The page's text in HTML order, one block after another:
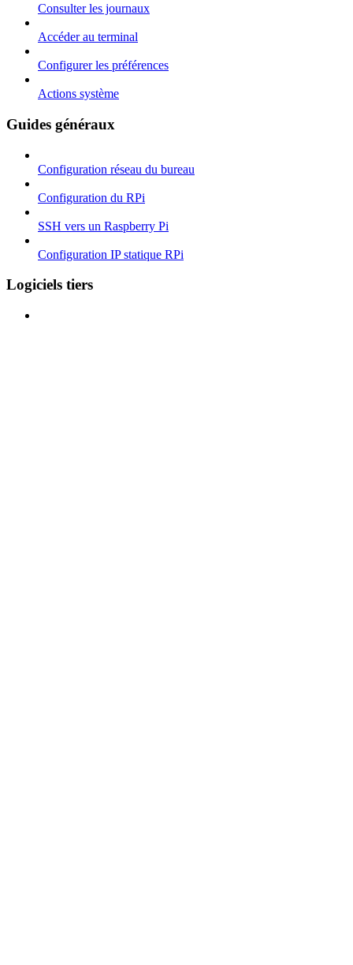
Consulter les journaux
Accéder au terminal
Configurer les préférences
Actions système
Guides généraux
Configuration réseau du bureau
Configuration du RPi
SSH vers un Raspberry Pi
Configuration IP statique RPi
Logiciels tiers